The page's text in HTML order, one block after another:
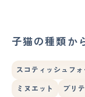
子猫の種類か
スコティッシュフォ
ミヌエット ブリ